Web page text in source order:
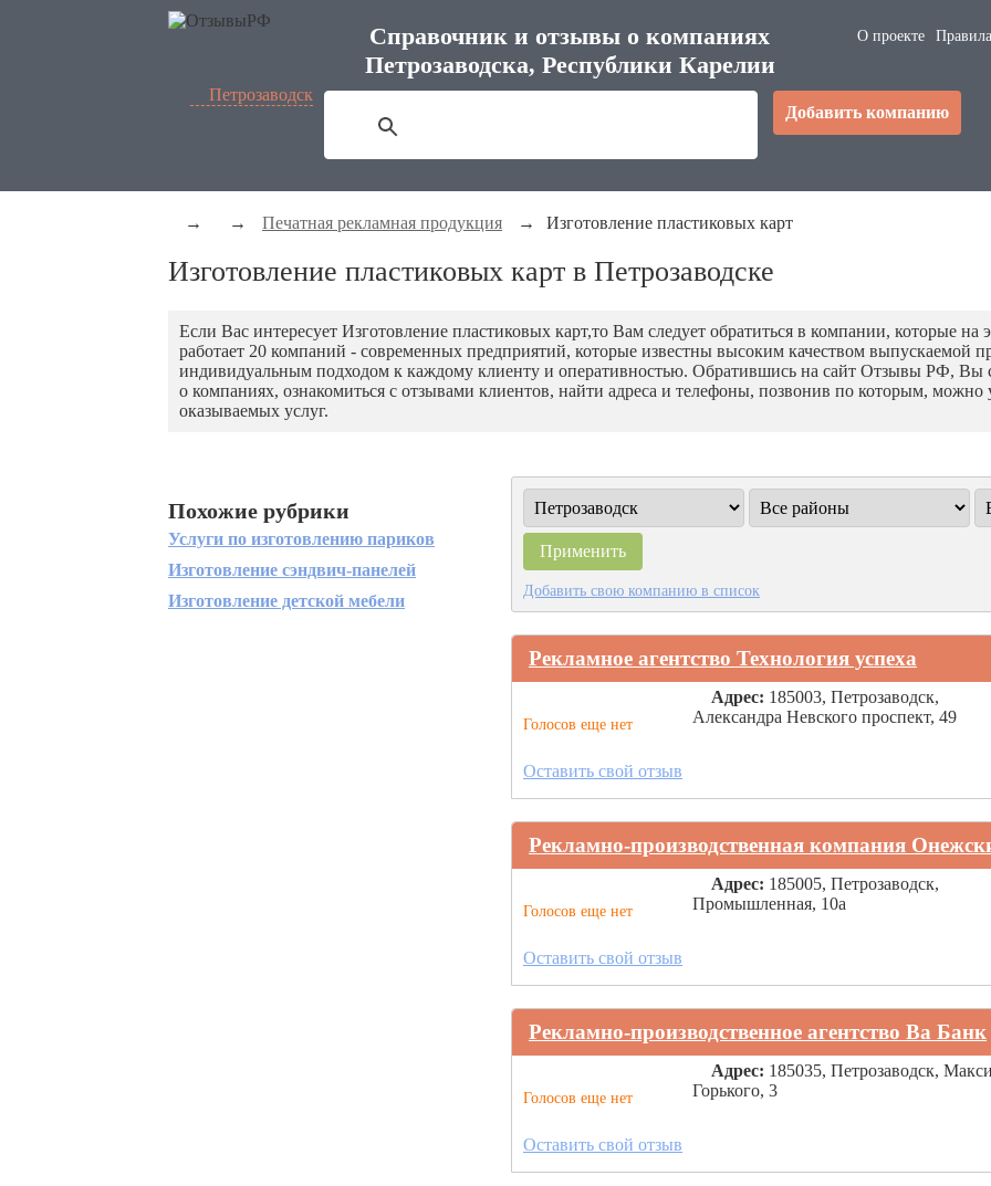
Справочник и отзывы о компаниях
Петрозаводска, Республики Карелии
О проекте
Петрозаводск
Добавить компанию
→ → Печатная рекламная продукция → Изготовление пластиковых карт
Изготовление пластиковых карт в Петрозаводске
Если Вас интересует Изготовление пластиковых карт,то Вам следует обратиться в компании, которые
работает 20 компаний - современных предприятий, которые известны высоким качеством выпускаемой
индивидуальным подходом к каждому клиенту и оперативностью. Обратившись на сайт Отзывы РФ,
о компаниях, ознакомиться с отзывами клиентов, найти адреса и телефоны, позвонив по которым,
оказываемых услуг.
Добавить свою компанию в список
Рекламное агентство Технология успеха
Голосов еще нет
Адрес: 185003, Петрозаводск,
Александра Невского проспект, 49
Оставить свой отзыв
Рекламно-производственная компания
Голосов еще нет
Адрес: 185005, Петрозаводск,
Промышленная, 10а
Оставить свой отзыв
Рекламно-производственное агентство Ва Банк
Голосов еще нет
Адрес: 185035, Петрозаводск,
Горького, 3
Оставить свой отзыв
Похожие рубрики
Услуги по изготовлению париков
Изготовление сэндвич-панелей
Изготовление детской мебели